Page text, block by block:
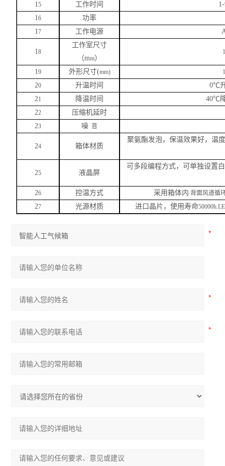
15 工作时间
16
功率
17 工作电源
18
工作室尺寸
（mm）
19 外形尺寸(mm)
20 升温时间
0℃
21 降温时间
40℃
22
压缩机延时
23 噪 音
24 箱体材质
聚氨酯发泡，保温效果好，温
25 液晶屏
可多段编程方式，可单独设置
26 控温方式 采用箱体内 背面风道循
27 光源材质 进口晶片，使用寿命